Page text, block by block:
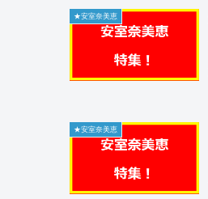
★安室奈美恵
★安室奈美恵